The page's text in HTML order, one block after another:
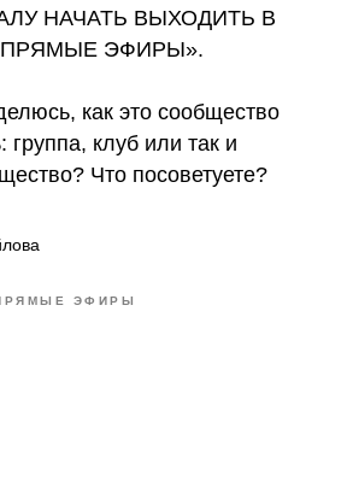
НАЧАТЬ ВЫХОДИТЬ В
ЭФИРЫ».
как это сообщество
клуб или так и
Что посоветуете?
ЭФИРЫ